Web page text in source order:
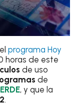
programa Hoy
horas de este
de uso
de
, y que la
.